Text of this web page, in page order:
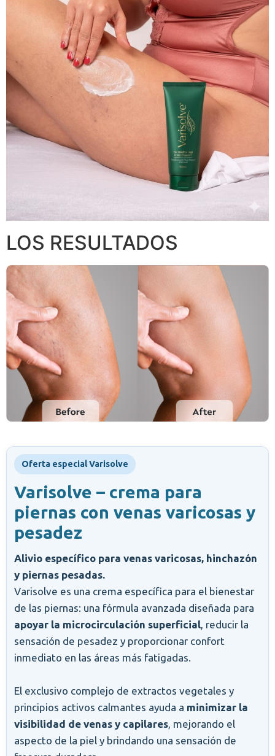
LOS RESULTADOS
Oferta especial Varisolve
Varisolve – crema para
piernas con venas varicosas y
pesadez
Alivio específico para venas varicosas, hinchazón
y piernas pesadas.
Varisolve es una crema específica para el bienestar
de las piernas: una fórmula avanzada diseñada para
apoyar la microcirculación superficial, reducir la
sensación de pesadez y proporcionar confort
inmediato en las áreas más fatigadas.
El exclusivo complejo de extractos vegetales y
principios activos calmantes ayuda a minimizar la
visibilidad de venas y capilares, mejorando el
aspecto de la piel y brindando una sensación de